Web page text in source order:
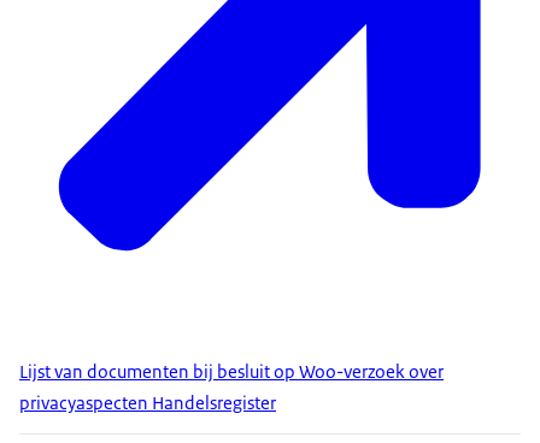
Lijst van documenten bij besluit op Woo-verzoek over
privacyaspecten Handelsregister